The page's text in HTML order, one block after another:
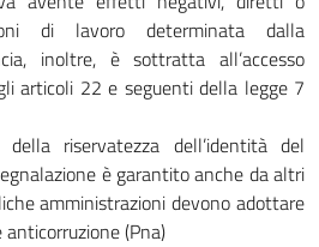
di lavoro determinata dalla
inoltre, è sottratta all’accesso
articoli 22 e seguenti della legge 7
riservatezza dell’identità del
è garantito anche da altri
amministrazioni devono adottare
(Pna)